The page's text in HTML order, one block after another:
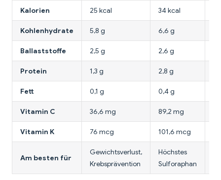
Kalorien 25 kcal 34 kcal
Kohlenhydrate 5,8 g 6,6 g
Ballaststoffe 2,5 g 2,6 g
Protein 1,3 g 2,8 g
Fett 0,1 g 0,4 g
Vitamin C 36,6 mg 89,2 mg
Vitamin K 76 mcg 101,6 mcg
Am besten für
Gewichtsverlust,
Krebsprävention
Höchstes
Sulforaphan